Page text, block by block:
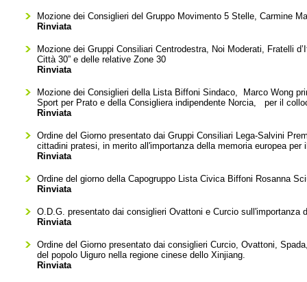
Mozione dei Consiglieri del Gruppo Movimento 5 Stelle, Carmine
Rinviata
Mozione dei Gruppi Consiliari Centrodestra, Noi Moderati, Fratelli
Città 30” e delle relative Zone 30
Rinviata
Mozione dei Consiglieri della Lista Biffoni Sindaco, Marco Wong
Sport per Prato e della Consigliera indipendente Norcia, per il
Rinviata
Ordine del Giorno presentato dai Gruppi Consiliari Lega-Salvini
cittadini pratesi, in merito all'importanza della memoria europea per
Rinviata
Ordine del giorno della Capogruppo Lista Civica Biffoni Rosanna
Rinviata
O.D.G. presentato dai consiglieri Ovattoni e Curcio
Rinviata
Ordine del Giorno presentato dai consiglieri Curcio, Ovattoni,
del popolo Uiguro nella regione cinese dello Xinjiang.
Rinviata